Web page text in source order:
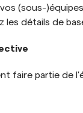
(sous-
les détails de
faire partie de